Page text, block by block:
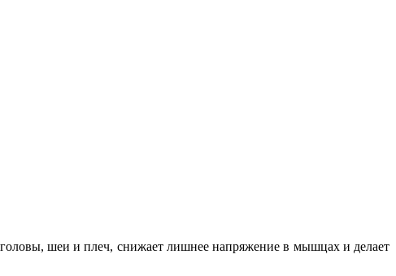
шеи и плеч, снижает лишнее напряжение в мышцах и делает